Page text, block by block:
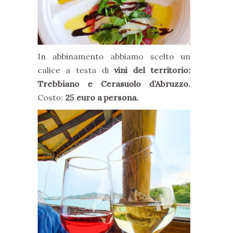
In abbinamento abbiamo scelto un
calice a testa divini del territorio:
Trebbiano e Cerasuolo d’Abruzzo.
Costo: 25 euro a persona.